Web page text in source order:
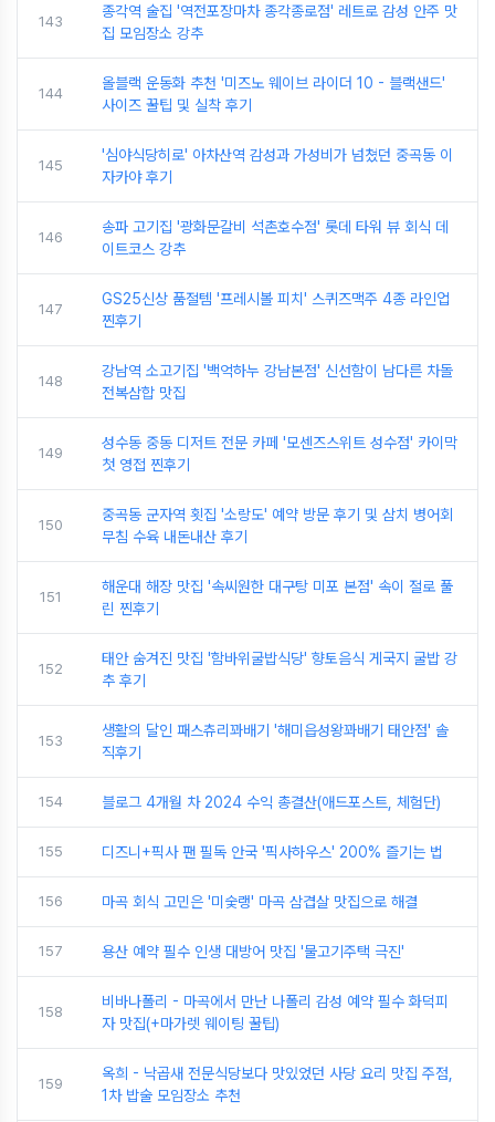
143
종각역 술집 '역전포장마차 종각종로점' 레트로 감성 안주 맛
집 모임장소 강추
144
올블랙 운동화 추천 '미즈노 웨이브 라이더 10 - 블랙샌드'
사이즈 꿀팁 및 실착 후기
145
'심야식당히로' 아차산역 감성과 가성비가 넘쳤던 중곡동 이
자카야 후기
146
송파 고기집 '광화문갈비 석촌호수점' 롯데 타워 뷰 회식 데
이트코스 강추
147
GS25신상 품절템 '프레시볼 피치' 스퀴즈맥주 4종 라인업
찐후기
148
강남역 소고기집 '백억하누 강남본점' 신선함이 남다른 차돌
전복삼합 맛집
149
성수동 중동 디저트 전문 카페 '모센즈스위트 성수점' 카이막
첫 영접 찐후기
150
중곡동 군자역 횟집 '소랑도' 예약 방문 후기 및 삼치 병어회
무침 수육 내돈내산 후기
151
해운대 해장 맛집 '속씨원한 대구탕 미포 본점' 속이 절로 풀
린 찐후기
152
태안 숨겨진 맛집 '함바위굴밥식당' 향토음식 게국지 굴밥 강
추 후기
153
생활의 달인 패스츄리꽈배기 '해미읍성왕꽈배기 태안점' 솔
직후기
154 블로그 4개월 차 2024 수익 총결산(애드포스트, 체험단)
155 디즈니+픽사 팬 필독 안국 '픽사하우스' 200% 즐기는 법
156 마곡 회식 고민은 '미숯랭' 마곡 삼겹살 맛집으로 해결
157 용산 예약 필수 인생 대방어 맛집 '물고기주택 극진'
158
비바나폴리 - 마곡에서 만난 나폴리 감성 예약 필수 화덕피
자 맛집(+마가렛 웨이팅 꿀팁)
159
옥희 - 낙곱새 전문식당보다 맛있었던 사당 요리 맛집 주점,
1차 밥술 모임장소 추천